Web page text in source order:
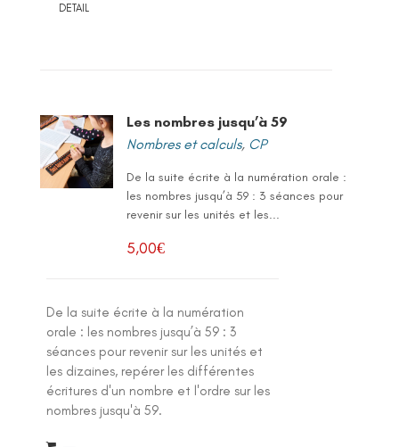
DETAIL
Les nombres jusqu’à 59
Nombres et calculs, CP
De la suite écrite à la numération orale :
les nombres jusqu’à 59 : 3 séances pour
revenir sur les unités et les...
5,00€
De la suite écrite à la numération
orale : les nombres jusqu’à 59 : 3
séances pour revenir sur les unités et
les dizaines, repérer les différentes
écritures d'un nombre et l'ordre sur les
nombres jusqu'à 59.